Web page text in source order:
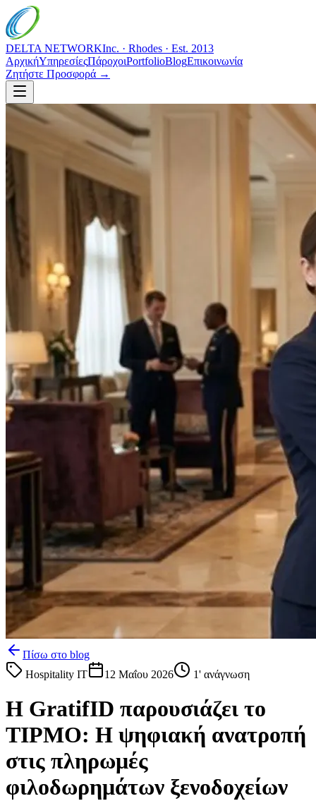
DELTA NETWORKInc. · Rhodes · Est. 2013
ΑρχικήΥπηρεσίεςΠάροχοιPortfolioBlogΕπικοινωνία
Ζητήστε Προσφορά →
Πίσω στο blog
Hospitality IT
12 Μαΐου 2026 1' ανάγνωση
Η GratifID παρουσιάζει το
TIPMO: Η ψηφιακή ανατροπή
στις πληρωμές
φιλοδωρημάτων ξενοδοχείων